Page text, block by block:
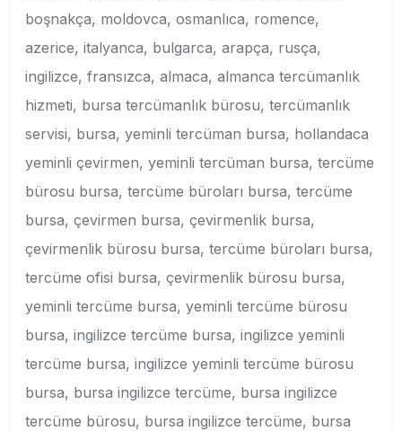
boşnakça, moldovca, osmanlıca, romence,
azerice, italyanca, bulgarca, arapça, rusça,
ingilizce, fransızca, almaca, almanca tercümanlık
hizmeti, bursa tercümanlık bürosu, tercümanlık
servisi, bursa, yeminli tercüman bursa, hollandaca
yeminli çevirmen, yeminli tercüman bursa, tercüme
bürosu bursa, tercüme büroları bursa, tercüme
bursa, çevirmen bursa, çevirmenlik bursa,
çevirmenlik bürosu bursa, tercüme büroları bursa,
tercüme ofisi bursa, çevirmenlik bürosu bursa,
yeminli tercüme bursa, yeminli tercüme bürosu
bursa, ingilizce tercüme bursa, ingilizce yeminli
tercüme bursa, ingilizce yeminli tercüme bürosu
bursa, bursa ingilizce tercüme, bursa ingilizce
tercüme bürosu, bursa ingilizce tercüme, bursa